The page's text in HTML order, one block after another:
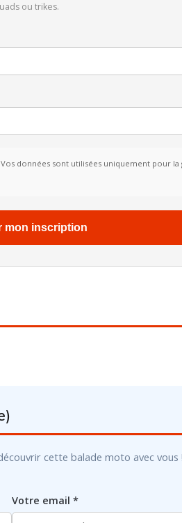
ou trikes.
Vos données sont utilisées uniquement pour la
mon inscription
cette balade moto avec
Votre email *